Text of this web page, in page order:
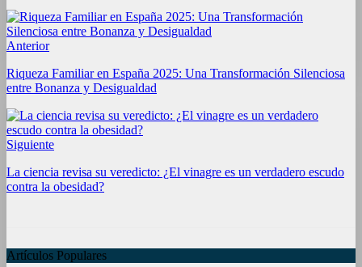
Anterior
Riqueza Familiar en España 2025: Una Transformación Silenciosa
entre Bonanza y Desigualdad
Siguiente
La ciencia revisa su veredicto: ¿El vinagre es un verdadero escudo
contra la obesidad?
Artículos Populares